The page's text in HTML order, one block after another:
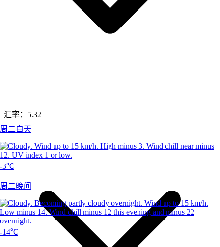
周二白天
-3℃
周二晚间
-14℃
汇率： 5.32